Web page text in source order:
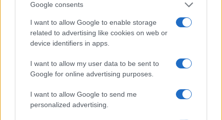
Google consents
I want to allow Google to enable storage
related to advertising like cookies on web or
device identifiers in apps.
I want to allow my user data to be sent to
Google for online advertising purposes.
I want to allow Google to send me
personalized advertising.